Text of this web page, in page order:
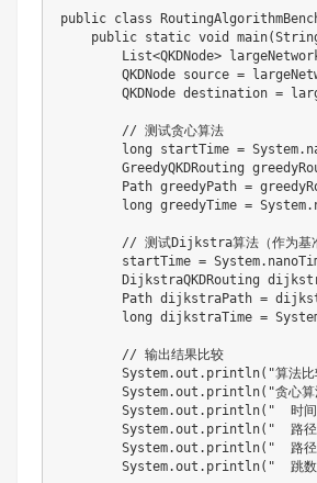
public class
public static void main(
List<QKDNode>
QKDNode source =
QKDNode destination =
// 测试贪心算法
long startTime = System.
GreedyQKDRouting
Path greedyPath =
long greedyTime = System.
// 测试Dijkstra算法（作为基
        startTime
= System.
DijkstraQKDRouting
Path dijkstraPath =
long dijkstraTime =
// 输出结果比较
System.out . println( "算法
System.out . println( "贪心
System.out . println( "  时
System.out . println( "  路
System.out . println( "  路
System.out . println( "  跳